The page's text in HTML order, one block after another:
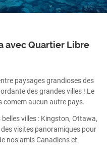
avec Quartier Libre
paysages grandioses des
des grandes villes ! Le
comem aucun autre pays.
villes : Kingston, Ottawa,
visites panoramiques pour
nos amis Canadiens et